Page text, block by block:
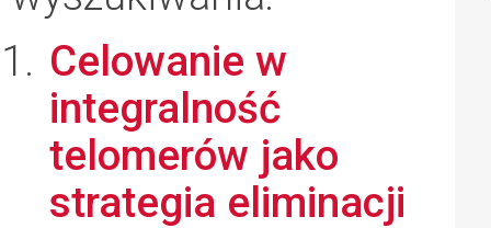
Celowanie w
integralność
telomerów jako
strategia eliminacji